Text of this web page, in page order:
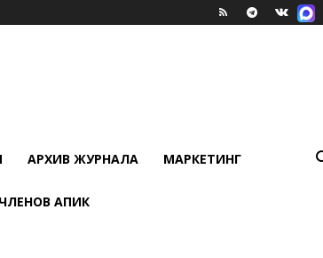
АРХИВ ЖУРНАЛА МАРКЕТИНГ
АПИК